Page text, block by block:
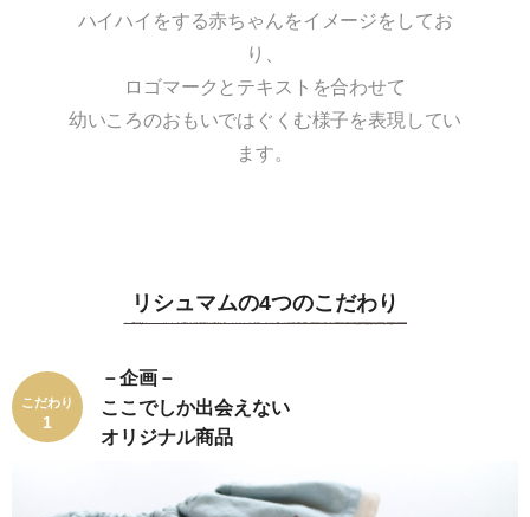
ハイハイをする赤ちゃんをイメージをしてお
り、
ロゴマークとテキストを合わせて
幼いころのおもいではぐくむ様子を表現してい
ます。
リシュマムの4つのこだわり
こだわり
1
－企画－
ここでしか出会えない
オリジナル商品